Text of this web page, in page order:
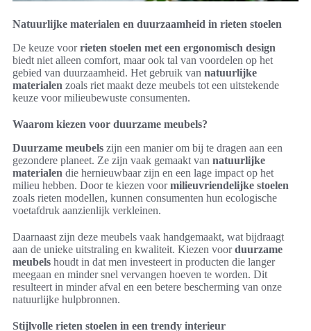
Natuurlijke materialen en duurzaamheid in rieten stoelen
De keuze voorrieten stoelen met een ergonomisch design
biedt niet alleen comfort, maar ook tal van voordelen op het
gebied van duurzaamheid. Het gebruik van natuurlijke
materialen zoals riet maakt deze meubels tot een uitstekende
keuze voor milieubewuste consumenten.
Waarom kiezen voor duurzame meubels?
Duurzame meubels zijn een manier om bij te dragen aan een
gezondere planeet. Ze zijn vaak gemaakt van natuurlijke
materialen die hernieuwbaar zijn en een lage impact op het
milieu hebben. Door te kiezen voormilieuvriendelijke stoelen
zoals rieten modellen, kunnen consumenten hun ecologische
voetafdruk aanzienlijk verkleinen.
Daarnaast zijn deze meubels vaak handgemaakt, wat bijdraagt
aan de unieke uitstraling en kwaliteit. Kiezen voorduurzame
meubels houdt in dat men investeert in producten die langer
meegaan en minder snel vervangen hoeven te worden. Dit
resulteert in minder afval en een betere bescherming van onze
natuurlijke hulpbronnen.
Stijlvolle rieten stoelen in een trendy interieur